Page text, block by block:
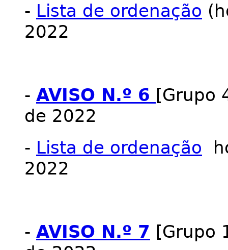
- Lista de ordenação
2022
- AVISO N.º 6 [Grupo
de 2022
- Lista de ordenação
2022
- AVISO N.º 7 [Grupo